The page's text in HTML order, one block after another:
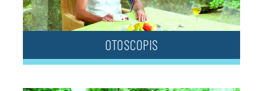
OTOSCOPIS